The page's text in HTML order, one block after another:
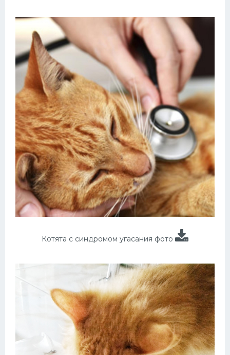
Котята с синдромом угасания фото